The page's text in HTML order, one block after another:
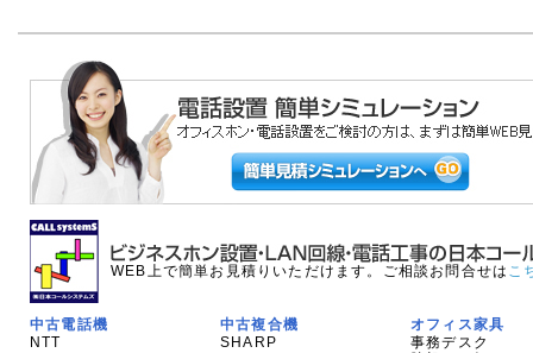
WEB上で簡単お見積りいただけます。ご相談お問合せは こ
中古電話機
NTT
中古複合機
SHARP
オフィス家具
事務デスク